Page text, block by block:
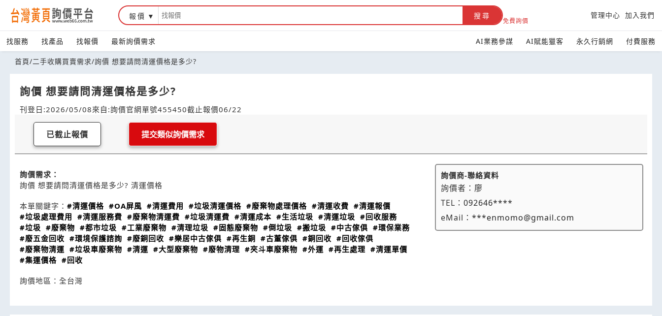
報價 搜尋
免費詢價
管理中心 加入我們
找服務 找產品 找報價 最新詢價需求 AI業務參謀 AI賦能獵客 永久行銷網 付費服務
首頁/二手收購買賣需求/詢價 想要請問清運價格是多少?
詢價 想要請問清運價格是多少?
刊登日:2026/05/08來自:詢價官網單號455450截止報價06/22
已截止報價 提交類似詢價需求
詢價需求：
詢價 想要請問清運價格是多少? 清運價格
本單關鍵字： #清運價格 #OA屏風 #清運費用 #垃圾清運價格 #廢棄物處理價格 #清運收費 #清運報價
#垃圾處理費用 #清運服務費 #廢棄物清運費 #垃圾清運費 #清運成本 #生活垃圾 #清運垃圾 #回收服務
#垃圾 #廢棄物 #都市垃圾 #工業廢棄物 #清理垃圾 #固態廢棄物 #倒垃圾 #搬垃圾 #中古傢俱 #環保業務
#廢五金回收 #環境保護諮詢 #廢銅回收 #樂居中古傢俱 #再生銅 #古董傢俱 #銅回收 #回收傢俱
#廢棄物清運 #垃圾車廢棄物 #清運 #大型廢棄物 #廢物清理 #夾斗車廢棄物 #外運 #再生處理 #清運單價
#集運價格 #回收
詢價地區： 全台灣
詢價商-聯絡資料
詢價者： 廖
TEL：092646****
eMail：***enmomo@gmail.com